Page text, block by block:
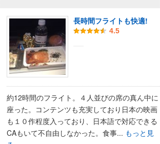
長時間フライトも快適!
4.5
約12時間のフライト。４人並びの席の真ん中に
座った。コンテンツも充実しており日本の映画
も１０作程度入っており、日本語で対応できる
CAもいて不自由しなかった。食事... もっと見